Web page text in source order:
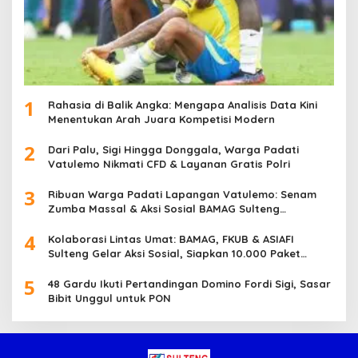
1
Rahasia di Balik Angka: Mengapa Analisis Data Kini
Menentukan Arah Juara Kompetisi Modern
2
Dari Palu, Sigi Hingga Donggala, Warga Padati
Vatulemo Nikmati CFD & Layanan Gratis Polri
3
Ribuan Warga Padati Lapangan Vatulemo: Senam
Zumba Massal & Aksi Sosial BAMAG Sulteng
4
Kolaborasi Lintas Umat: BAMAG, FKUB & ASIAFI
Sulteng Gelar Aksi Sosial, Siapkan 10.000 Paket
5
48 Gardu Ikuti Pertandingan Domino Fordi Sigi, Sasar
Bibit Unggul untuk PON